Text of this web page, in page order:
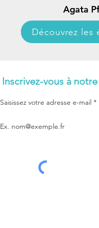
Agata
Découvrez les
Inscrivez-vous à
Saisissez votre adresse e-mail